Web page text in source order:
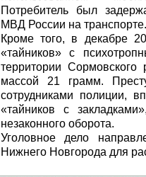
Потребитель был
МВД России на транспорте.
Кроме того, в декабре
«тайников» с
территории
массой 21 грамм.
сотрудниками полиции,
«тайников с
незаконного оборота.
Уголовное дело
Нижнего Новгорода для